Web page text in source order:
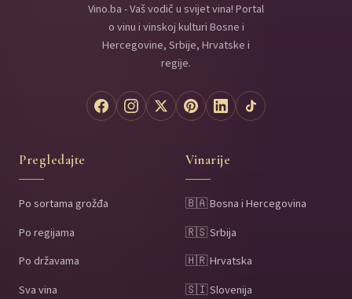
Vino.ba - Vaš vodič u svijet vina! Portal
o vinu i vinskoj kulturi Bosne i
Hercegovine, Srbije, Hrvatske i
regije.
Pregledajte
Po sortama grožđa
Po regijama
Po državama
Sva vina
Vinarije
🇧🇦 Bosna i Hercegovina
🇷🇸 Srbija
🇭🇷 Hrvatska
🇸🇮 Slovenija